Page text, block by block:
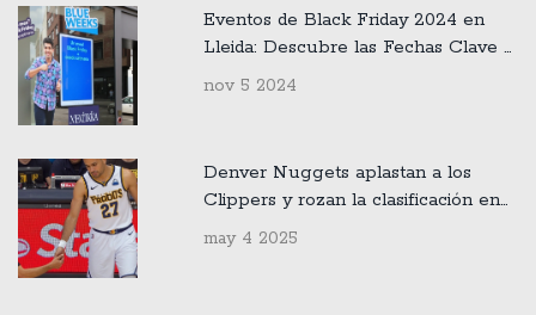
Eventos de Black Friday 2024 en
Lleida: Descubre las Fechas Clave y
Oportunidades de Ahorro
nov 5 2024
Denver Nuggets aplastan a los
Clippers y rozan la clasificación en
los Playoffs NBA
may 4 2025